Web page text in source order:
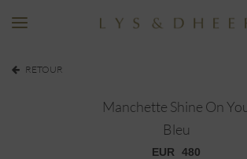
RETOUR
Manchette Shine On
Bleu
EUR 480